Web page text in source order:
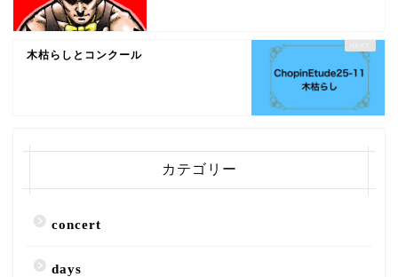
木枯らしとコンクール
カテゴリー
concert
days